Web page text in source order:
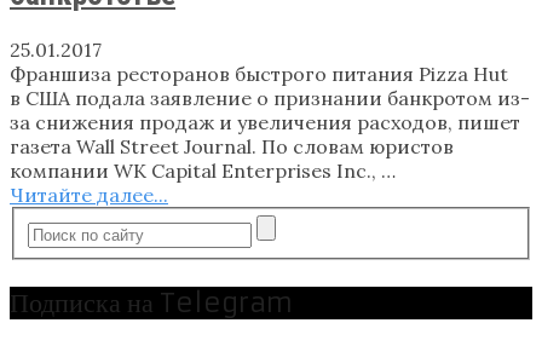
25.01.2017
Франшиза ресторанов быстрого питания Pizza Hut
в США подала заявление о признании банкротом из-
за снижения продаж и увеличения расходов, пишет
газета Wall Street Journal. По словам юристов
компании WK Capital Enterprises Inc., …
Читайте далее...
Подписка на Telegram